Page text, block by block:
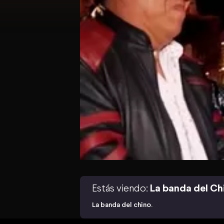
Estás viendo: La banda del
La banda del chino.